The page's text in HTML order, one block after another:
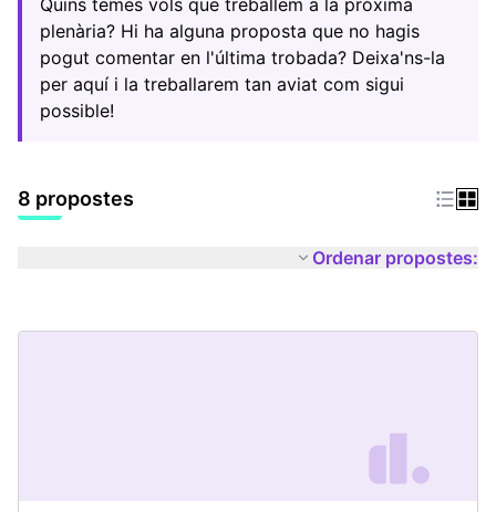
Quins temes vols que treballem a la pròxima
plenària? Hi ha alguna proposta que no hagis
pogut comentar en l'última trobada? Deixa'ns-la
per aquí i la treballarem tan aviat com sigui
possible!
8 propostes
Ordenar propostes: